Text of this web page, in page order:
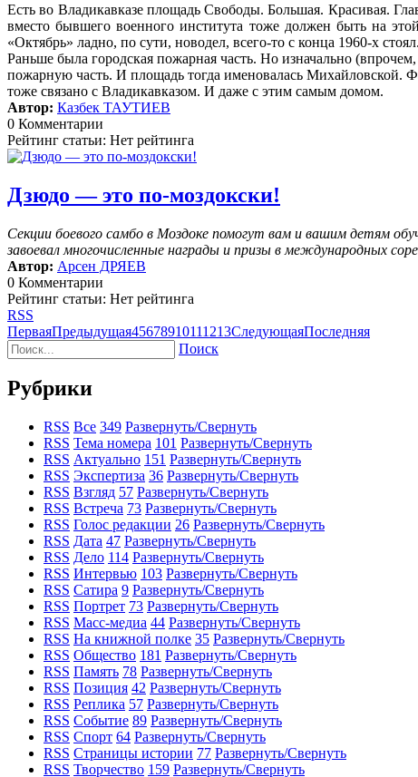
Есть во Владикавказе площадь Свободы. Большая. Красивая.
вместо бывшего военного института тоже должен быть на
«Октябрь» ладно, по сути, новодел, всего-то с конца 1960-х стоял.
Раньше была городская пожарная часть. Но изначально
пожарную часть. И площадь тогда именовалась Михайловской.
тоже связано с Владикавказом. И даже с этим самым домом.
Автор: Казбек ТАУТИЕВ
0 Комментарии
Рейтинг статьи: Нет рейтинга
Дзюдо — это по-моздокски!
Секции боевого самбо в Моздоке помогут вам и вашим детям
завоевал многочисленные награды и призы в международных
Автор: Арсен ДРЯЕВ
0 Комментарии
Рейтинг статьи: Нет рейтинга
RSS
ПерваяПредыдущая45678910111213СледующаяПоследняя
Поиск
Рубрики
RSS Все 349 Развернуть/Свернуть
RSS Тема номера 101 Развернуть/Свернуть
RSS Актуально 151 Развернуть/Свернуть
RSS Экспертиза 36 Развернуть/Свернуть
RSS Взгляд 57 Развернуть/Свернуть
RSS Встреча 73 Развернуть/Свернуть
RSS Голос редакции 26 Развернуть/Свернуть
RSS Дата 47 Развернуть/Свернуть
RSS Дело 114 Развернуть/Свернуть
RSS Интервью 103 Развернуть/Свернуть
RSS Сатира 9 Развернуть/Свернуть
RSS Портрет 73 Развернуть/Свернуть
RSS Масс-медиа 44 Развернуть/Свернуть
RSS На книжной полке 35 Развернуть/Свернуть
RSS Общество 181 Развернуть/Свернуть
RSS Память 78 Развернуть/Свернуть
RSS Позиция 42 Развернуть/Свернуть
RSS Реплика 57 Развернуть/Свернуть
RSS Событие 89 Развернуть/Свернуть
RSS Спорт 64 Развернуть/Свернуть
RSS Страницы истории 77 Развернуть/Свернуть
RSS Творчество 159 Развернуть/Свернуть